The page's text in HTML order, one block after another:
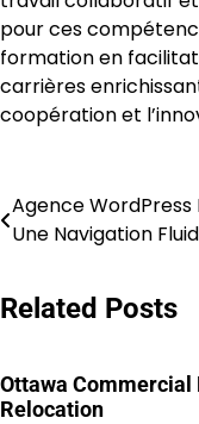
pour ces
formation en
carrières
coopération et
Post
navigation
Agence WordPress
Une Navigation
Related Posts
Ottawa
Relocation